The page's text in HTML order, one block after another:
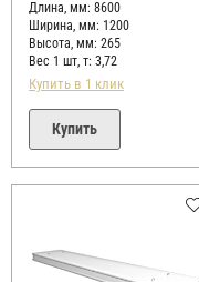
Длина, мм: 8600
Ширина, мм: 1200
Высота, мм: 265
Вес 1 шт, т: 3,72
Купить в 1 клик
Купить